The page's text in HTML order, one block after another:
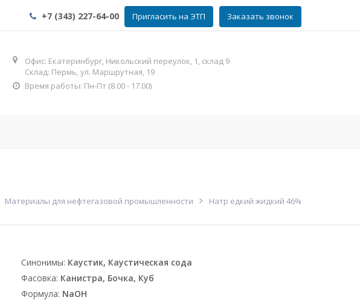
+7 (343) 227-64-00 Заказать звонок
Пригласить на ЭТП
Офис: Екатеринбург, Никольский переулок, 1, склад 9
Склад: Пермь, ул. Маршрутная, 19
Время работы: Пн-Пт (8.00 - 17.00)
Материалы для нефтегазовой промышленности Натр едкий жидкий 46%
Синонимы: Каустик, Каустическая сода
Фасовка: Канистра, Бочка, Куб
Формула: NaOH